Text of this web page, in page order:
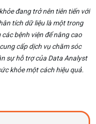
đang trở nên tiên tiến với
tích dữ liệu là một trong
bệnh viện để nâng cao
cấp dịch vụ chăm sóc
sự hỗ trợ của Data Analyst
khỏe một cách hiệu quả.